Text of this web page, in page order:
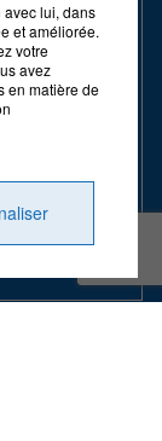
3439
h - 16 h
avec lui, dans
et améliorée.
votre
avez
en matière de